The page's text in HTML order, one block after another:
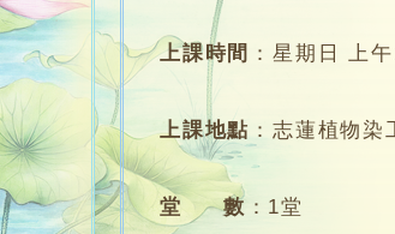
上課時間 ：星期日 上
上課地點 ：志蓮植物染
堂 數 ： 1堂